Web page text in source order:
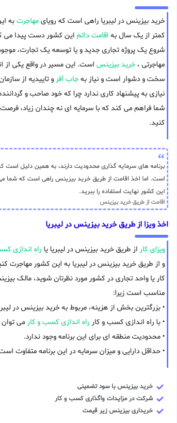
خرید بیزینس در لیبریا راهی است که رویایمهاجرتبه
کمتر از یک سال به اقامت دائم این کشور دست پیدا می
شروع یک پروژه تجاری جدید و یا توسعه یک تجارت،
مهاجرتی ، خرید بیزینس است. این مسیر در واقع یکی از
سخت و دشوار است و نیاز بهجاب آفر و تاییدیه از
نیازی به پیشنهاد کاری ندارد چرا که خود صاحب و
شما فراهم می کند که با سرمایه ای نه چندان زیاد،
کنید.
برنامه های سرمایه گذاری محدودیت دارند، به همین دلیل است
است. اما اخذ اقامت از طریق خرید بیزینس راهی است که شما
این کشور نهایت استفاده را ببرید.
اقامت از طریق خرید بیزینس
اخذ ویزا از طریق خرید بیزینس در لیبریا
ویزای کار از طریق خرید بیزینس در لیبریا یا راه اندازی
و از طریق خرید بیزینس در لیبریا به این کشور
کار یا واحد تجاری در کشور مورد نظرتان شوید، مالک
مناسب است زیرا:
• بزرگترین بخش از هزینه، مربوط به خرید بیزینس در
• با راه اندازی کسب و کار راه اندازی کسب و کار می توان
• محدودیت منطقه ای برای این برنامه وجود ندارد.
• حداقل دارایی و میزان سرمایه در این برنامه متفاوت
خرید بیزینس با سود تضمینی
شرکت در مزایدات واگذاری کسب و کار
خریداری بیزینس زیر قیمت